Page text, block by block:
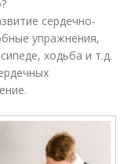
сердечно-
упражнения,
ходьба и т.д.